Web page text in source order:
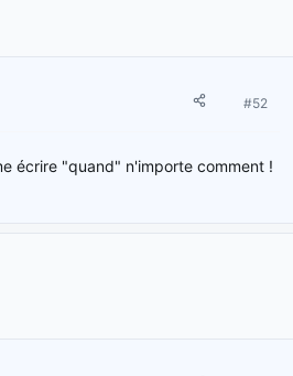
#52
écrire "quand" n'importe comment !